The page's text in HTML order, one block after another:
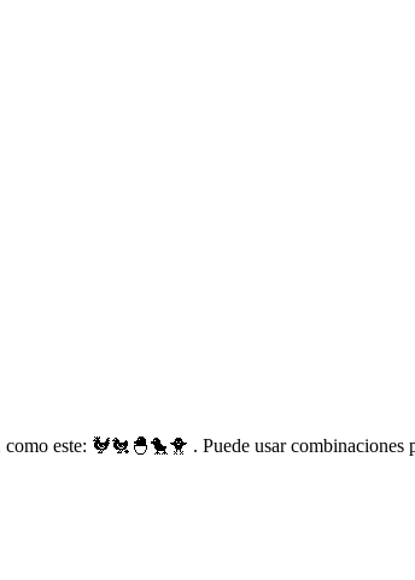
este: 🐓🐔🐣🐤🐥 . Puede usar combinaciones